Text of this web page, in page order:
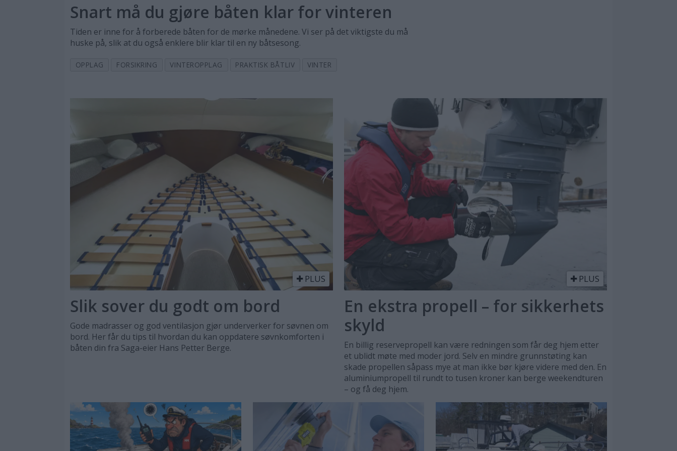
Snart må du gjøre båten klar for vinteren
Tiden er inne for å forberede båten for de mørke månedene. Vi ser på det viktigste du må
huske på, slik at du også enklere blir klar til en ny båtsesong.
OPPLAG FORSIKRING VINTEROPPLAG PRAKTISK BÅTLIV VINTER
PLUS
Slik sover du godt om bord
Gode madrasser og god ventilasjon gjør underverker for søvnen om
bord. Her får du tips til hvordan du kan oppdatere søvnkomforten i
båten din fra Saga-eier Hans Petter Berge.
PLUS
En ekstra propell – for sikkerhets
skyld
En billig reservepropell kan være redningen som får deg hjem etter
et ublidt møte med moder jord. Selv en mindre grunnstøting kan
skade propellen såpass mye at man ikke bør kjøre videre med den. En
aluminiumpropell til rundt to tusen kroner kan berge weekendturen
– og få deg hjem.